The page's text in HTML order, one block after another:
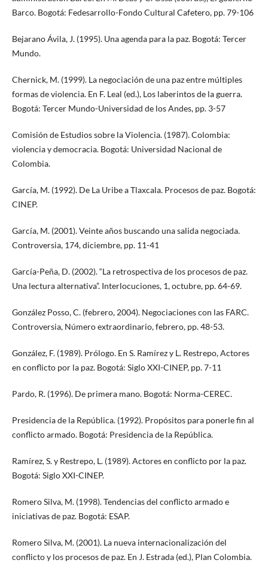
Barco. Bogotá: Fedesarrollo-Fondo Cultural Cafetero, pp. 79-106
Bejarano Ávila, J. (1995). Una agenda para la paz. Bogotá: Tercer
Mundo.
Chernick, M. (1999). La negociación de una paz entre múltiples
formas de violencia. En F. Leal (ed.), Los laberintos de la guerra.
Bogotá: Tercer Mundo-Universidad de los Andes, pp. 3-57
Comisión de Estudios sobre la Violencia. (1987). Colombia:
violencia y democracia. Bogotá: Universidad Nacional de
Colombia.
García, M. (1992). De La Uribe a Tlaxcala. Procesos de paz. Bogotá:
CINEP.
García, M. (2001). Veinte años buscando una salida negociada.
Controversia, 174, diciembre, pp. 11-41
García-Peña, D. (2002). “La retrospectiva de los procesos de paz.
Una lectura alternativa”. Interlocuciones, 1, octubre, pp. 64-69.
González Posso, C. (febrero, 2004). Negociaciones con las FARC.
Controversia, Número extraordinario, febrero, pp. 48-53.
González, F. (1989). Prólogo. En S. Ramírez y L. Restrepo, Actores
en conflicto por la paz. Bogotá: Siglo XXI-CINEP, pp. 7-11
Pardo, R. (1996). De primera mano. Bogotá: Norma-CEREC.
Presidencia de la República. (1992). Propósitos para ponerle fin al
conflicto armado. Bogotá: Presidencia de la República.
Ramírez, S. y Restrepo, L. (1989). Actores en conflicto por la paz.
Bogotá: Siglo XXI-CINEP.
Romero Silva, M. (1998). Tendencias del conflicto armado e
iniciativas de paz. Bogotá: ESAP.
Romero Silva, M. (2001). La nueva internacionalización del
conflicto y los procesos de paz. En J. Estrada (ed.), Plan Colombia.